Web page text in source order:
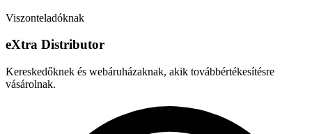
Viszonteladóknak
eXtra Distributor
Kereskedőknek és webáruházaknak, akik továbbértékesítésre
vásárolnak.